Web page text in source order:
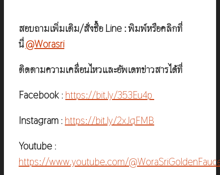
สอบถามเพิ่มเติม/สั่งซื้อ Line : พิมพ์หรือคลิกที่
นี่@Worasri
ติดตามความเคลื่อนไหวและอัพเดทข่าวสารได้ที่
Facebook : https://bit.ly/353Eu4p
Instagram : https://bit.ly/2xJqFMB
Youtube :
https://www.youtube.com/